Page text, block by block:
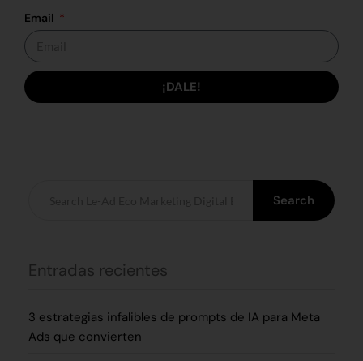
Email
¡DALE!
Search
Entradas recientes
3 estrategias infalibles de prompts de IA para Meta
Ads que convierten